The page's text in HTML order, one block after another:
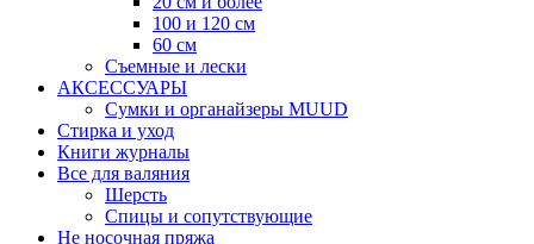
100 и 120 см
60 см
Съемные и лески
АКСЕССУАРЫ
Сумки и органайзеры MUUD
Стирка и уход
Книги журналы
Все для валяния
Шерсть
Спицы и сопутствующие
Не носочная пряжа